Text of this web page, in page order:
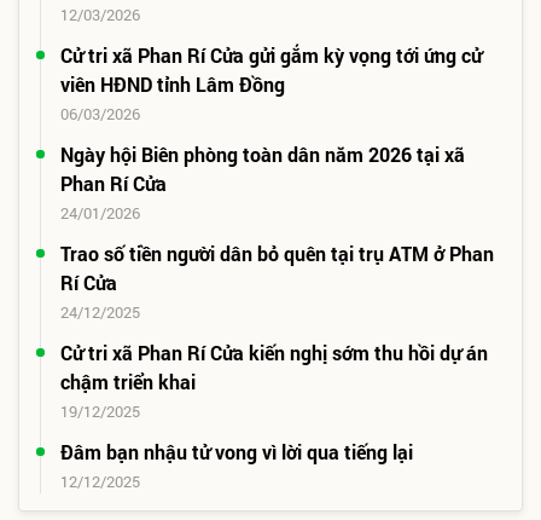
12/03/2026
Cử tri xã Phan Rí Cửa gửi gắm kỳ vọng tới ứng cử
viên HĐND tỉnh Lâm Đồng
06/03/2026
Ngày hội Biên phòng toàn dân năm 2026 tại xã
Phan Rí Cửa
24/01/2026
Trao số tiền người dân bỏ quên tại trụ ATM ở Phan
Rí Cửa
24/12/2025
Cử tri xã Phan Rí Cửa kiến nghị sớm thu hồi dự án
chậm triển khai
19/12/2025
Đâm bạn nhậu tử vong vì lời qua tiếng lại
12/12/2025